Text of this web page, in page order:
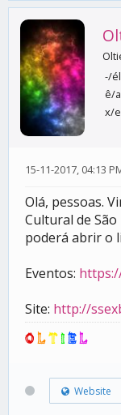
-/
ê/
x/
15-11-2017, 04:13
Olá, pessoas.
Cultural de
poderá abrir o
Eventos:
Site: http://
OLTIEL
Website